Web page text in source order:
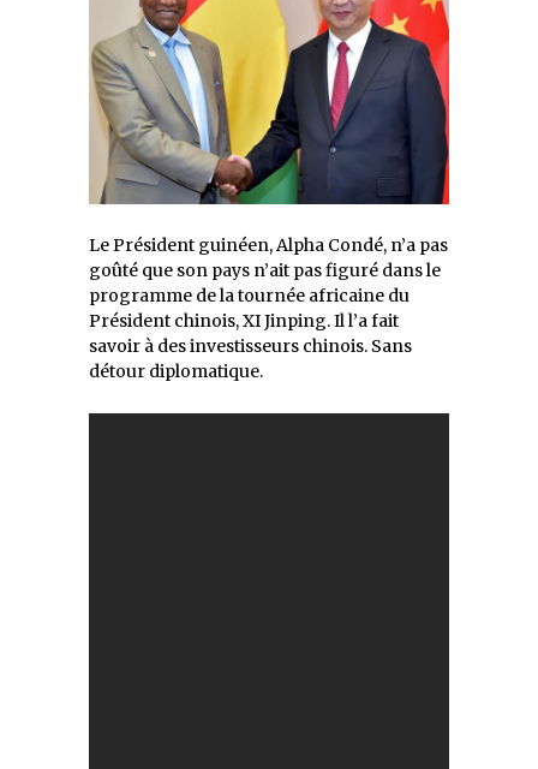
Le Président guinéen, Alpha Condé, n’a pas
goûté que son pays n’ait pas figuré dans le
programme de la tournée africaine du
Président chinois, XI Jinping. Il l’a fait
savoir à des investisseurs chinois. Sans
détour diplomatique.